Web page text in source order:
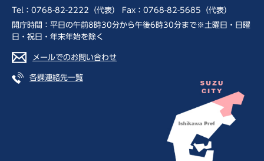
Tel：0768-82-2222（代表） Fax：0768-82-5685（代表）
開庁時間：平日の午前8時30分から午後6時30分まで※土曜日・日曜
日・祝日・年末年始を除く
メールでのお問い合わせ
各課連絡先一覧